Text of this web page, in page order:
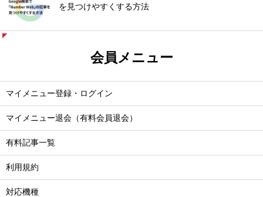
を見つけやすくする方法
会員メニュー
マイメニュー登録・ログイン
マイメニュー退会（有料会員退会）
有料記事一覧
利用規約
対応機種